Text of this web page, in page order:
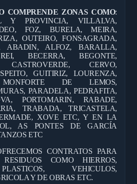
COMPRENDE ZONAS COMO:
Y PROVINCIA, VILLALVA,
FOZ, BURELA, MEIRA,
OUTEIRO, FONSAGRADA,
ABADIN, ALFOZ, BARALLA,
BECERRA, BEGONTE,
CASTROVERDE, CERVO,
GUITIRIZ, LOURENZA,
MONFORTE DE LEMOS,
PARADELA, PEDRAFITA,
PORTOMARIN, RABADE,
TRABADA, TRICASTELA,
XOVE ETC, Y EN LA
AS PONTES DE GARCÍA
ETC
CONTRATOS PARA
COMO HIERROS,
VEHICULOS,
Y DE OBRAS ETC.